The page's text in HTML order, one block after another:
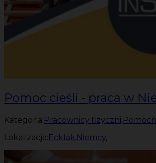
Pomoc cieśli - praca w
Kategoria:Pracownicy fizyczni,
Lokalizacja:Ecklak,Niemcy,